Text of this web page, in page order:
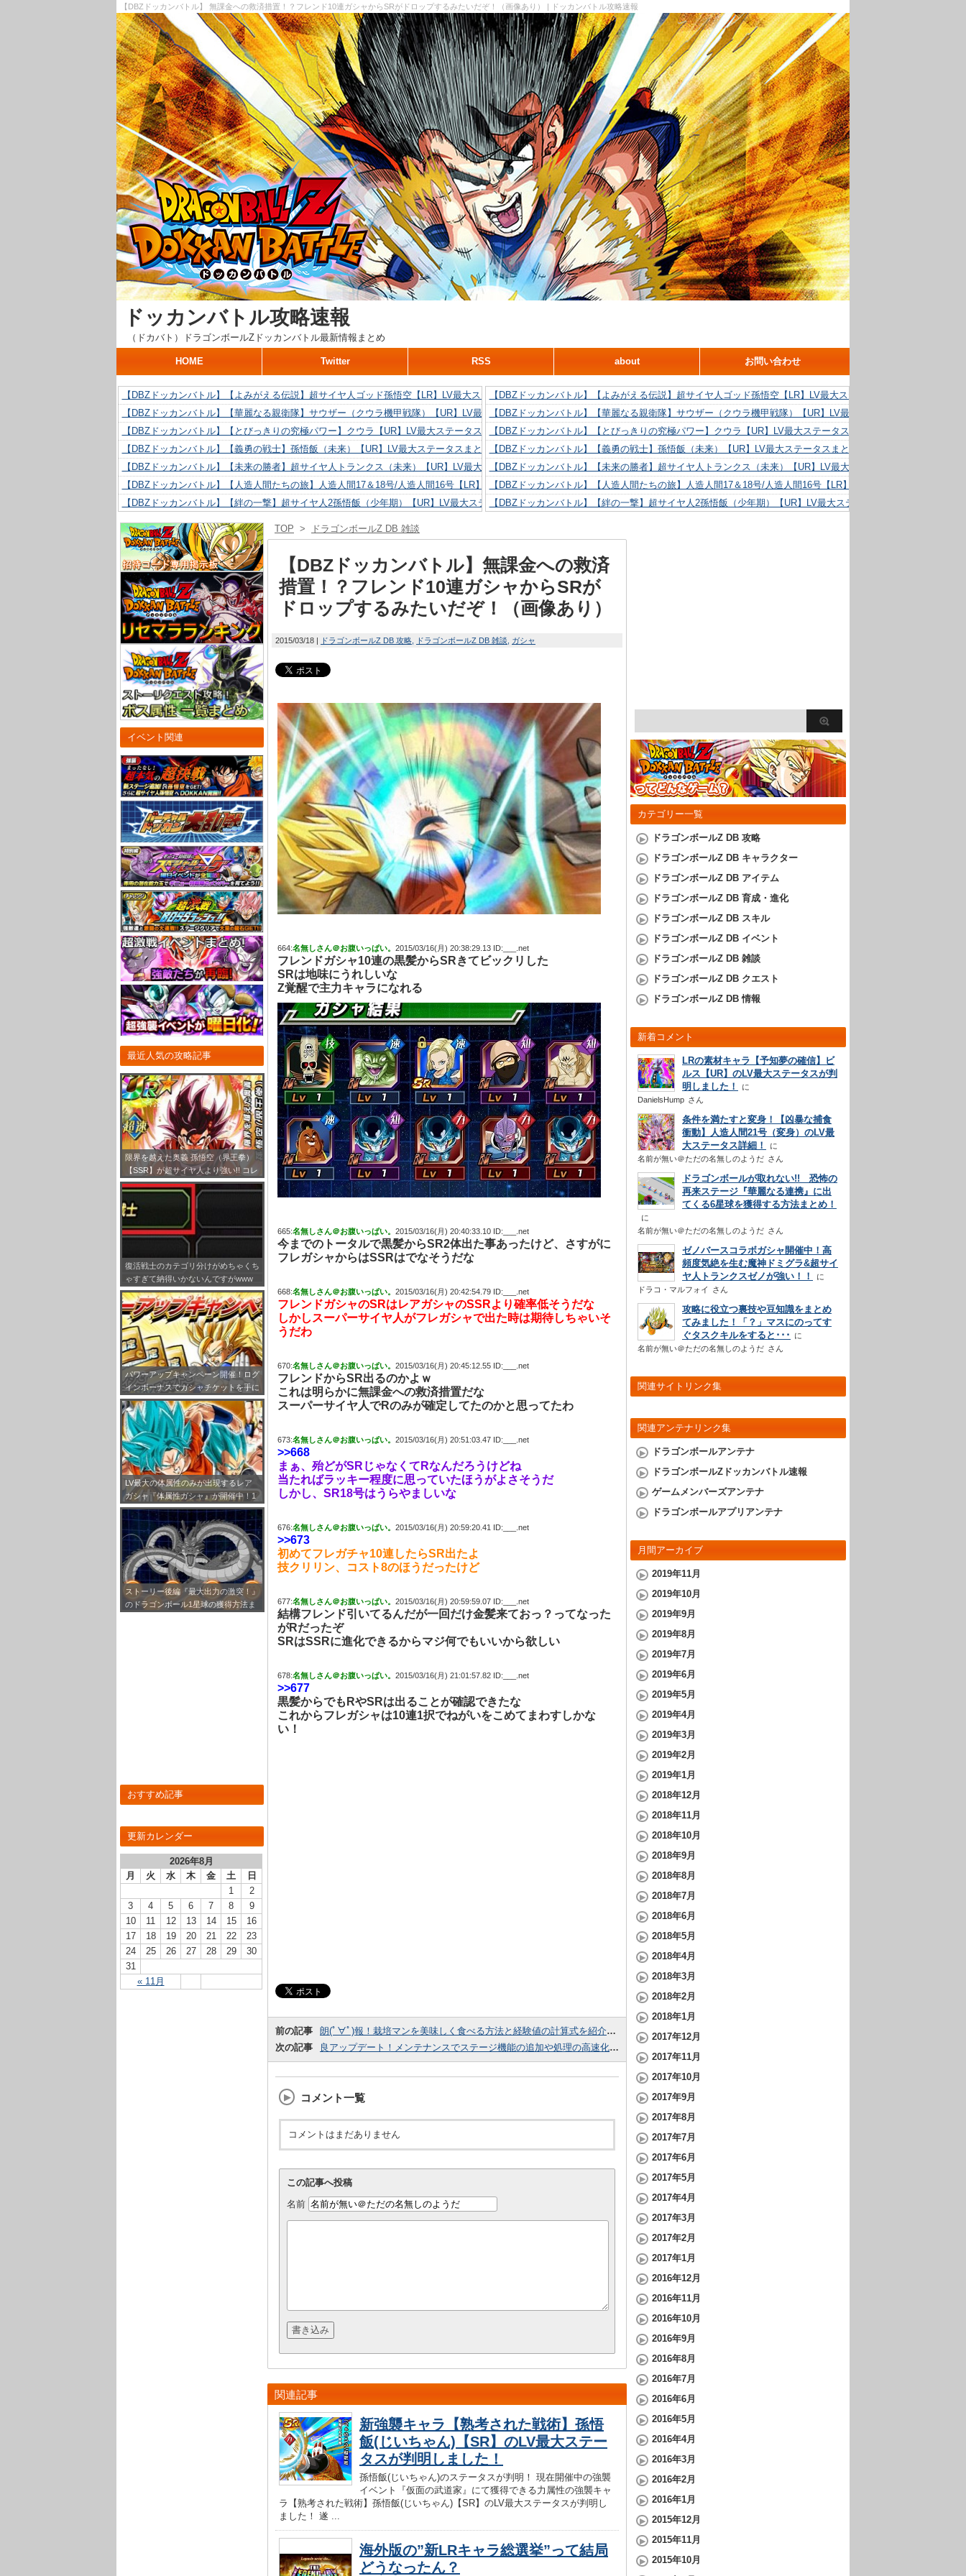
【DBZドッカンバトル】 無課金への救済措置！？フレンド10連ガシャからSRがドロップするみたいだぞ！（画像あり） | ドッカンバトル攻略速報
ドッカンバトル攻略速報
（ドカバト）ドラゴンボールZドッカンバトル最新情報まとめ
HOME Twitter RSS about お問い合わせ
【DBZドッカンバトル】【よみがえる伝説】超サイヤ人ゴッド孫悟空【LR】LV最大ステータスまとめ！
【DBZドッカンバトル】【華麗なる親衛隊】サウザー（クウラ機甲戦隊）【UR】LV最大ステータスまとめ！
【DBZドッカンバトル】【とびっきりの究極パワー】クウラ【UR】LV最大ステータスまとめ！
【DBZドッカンバトル】【義勇の戦士】孫悟飯（未来）【UR】LV最大ステータスまとめ！
【DBZドッカンバトル】【未来の勝者】超サイヤ人トランクス（未来）【UR】LV最大ステータスまとめ！
【DBZドッカンバトル】【人造人間たちの旅】人造人間17＆18号/人造人間16号【LR】LV最大ステータスまとめ！
【DBZドッカンバトル】【絆の一撃】超サイヤ人2孫悟飯（少年期）【UR】LV最大ステータスまとめ！
【DBZドッカンバトル】【抗い続ける精神力】人造人間18号【UR】LV最大ステータスまとめ！
【DBZドッカンバトル】【技巧とひらめき】クリリン【UR】LV最大ステータスまとめ！
【DBZドッカンバトル】【新たに得た好機】人造人間16号【UR】LV最大ステータスまとめ！
【DBZドッカンバトル】【よみがえる伝説】超サイヤ人ゴッド孫悟空【LR】LV最大ステータスまとめ！
【DBZドッカンバトル】【華麗なる親衛隊】サウザー（クウラ機甲戦隊）【UR】LV最大ステータスまとめ！
【DBZドッカンバトル】【とびっきりの究極パワー】クウラ【UR】LV最大ステータスまとめ！
【DBZドッカンバトル】【義勇の戦士】孫悟飯（未来）【UR】LV最大ステータスまとめ！
【DBZドッカンバトル】【未来の勝者】超サイヤ人トランクス（未来）【UR】LV最大ステータスまとめ！
【DBZドッカンバトル】【人造人間たちの旅】人造人間17＆18号/人造人間16号【LR】LV最大ステータスまとめ！
【DBZドッカンバトル】【絆の一撃】超サイヤ人2孫悟飯（少年期）【UR】LV最大ステータスまとめ！
【DBZドッカンバトル】【技巧とひらめき】クリリン【UR】LV最大ステータスまとめ！
【DBZドッカンバトル】【新たに得た好機】人造人間16号【UR】LV最大ステータスまとめ！
イベント関連
最近人気の攻略記事
限界を越えた奥義 孫悟空（界王拳）
【SSR】が超サイヤ人より強い!! コレ
は3キャラ限定ガシャで狙ったほうが
いいな！
復活戦士のカテゴリ分けがめちゃくち
ゃすぎて納得いかないんですがwww
パワーアップキャンペーン開催！ログ
インボーナスでガシャチケットを手に
入れよう！
LV最大の体属性のみが出現するレア
ガシャ『体属性ガシャ』が開催中！1
0連で老界王神のオマケ付き！
ストーリー後編『最大出力の激突！』
のドラゴンボール1星球の獲得方法ま
おすすめ記事
更新カレンダー
2026年8月
月
火 水 木 金 土 日
« 11月
1
2
3
4 5 6 7 8
9
10
11 12 13 14 15
16
17
18 19 20 21 22
23
24
25 26 27 28 29
30
31
TOP > ドラゴンボールZ DB 雑談
【DBZドッカンバトル】無課金への救済
措置！？フレンド10連ガシャからSRが
ドロップするみたいだぞ！（画像あり）
2015/03/18 ドラゴンボールZ DB 攻略 ドラゴンボールZ DB 雑談 ガシャ
664:名無しさん＠お腹いっぱい。 2015/03/16(月) 20:38:29.13 ID:___.net
フレンドガシャ10連の黒髪からSRきてビックリした
SRは地味にうれしいな
Z覚醒で主力キャラになれる
665:名無しさん＠お腹いっぱい。 2015/03/16(月) 20:40:33.10 ID:___.net
今までのトータルで黒髪からSR2体出た事あったけど、さすがに
フレガシャからはSSRはでなそうだな
668:名無しさん＠お腹いっぱい。 2015/03/16(月) 20:42:54.79 ID:___.net
フレンドガシャのSRはレアガシャのSSRより確率低そうだな
しかしスーパーサイヤ人がフレガシャで出た時は期待しちゃいそ
うだわ
670:名無しさん＠お腹いっぱい。 2015/03/16(月) 20:45:12.55 ID:___.net
フレンドからSR出るのかよｗ
これは明らかに無課金への救済措置だな
スーパーサイヤ人でRのみが確定してたのかと思ってたわ
673:名無しさん＠お腹いっぱい。 2015/03/16(月) 20:51:03.47 ID:___.net
>>668
まぁ、殆どがSRじゃなくてRなんだろうけどね
当たればラッキー程度に思っていたほうがよさそうだ
しかし、SR18号はうらやましいな
676:名無しさん＠お腹いっぱい。 2015/03/16(月) 20:59:20.41 ID:___.net
>>673
初めてフレガチャ10連したらSR出たよ
技クリリン、コスト8のほうだったけど
677:名無しさん＠お腹いっぱい。 2015/03/16(月) 20:59:59.07 ID:___.net
結構フレンド引いてるんだが一回だけ金髪来ておっ？ってなった
がRだったぞ
SRはSSRに進化できるからマジ何でもいいから欲しい
678:名無しさん＠お腹いっぱい。 2015/03/16(月) 21:01:57.82 ID:___.net
>>677
黒髪からでもRやSRは出ることが確認できたな
これからフレガシャは10連1択でねがいをこめてまわすしかな
い！
前の記事
朗(ﾟ∀ﾟ)報！栽培マンを美味しく食べる方法と経験値の計算式を紹介するぞ！（Z覚醒にグレゴリーいらずでオススメ！）
次の記事
良アップデート！メンテナンスでステージ機能の追加や処理の高速化が実装されたぞ！
コメント一覧
コメントはまだありません
この記事へ投稿
名前
関連記事
新強襲キャラ【熟考された戦術】孫悟
飯(じいちゃん)【SR】のLV最大ステー
タスが判明しました！
孫悟飯(じいちゃん)のステータスが判明！ 現在開催中の強襲
イベント『仮面の武道家』にて獲得できる力属性の強襲キャ
ラ【熟考された戦術】孫悟飯(じいちゃん)【SR】のLV最大ステータスが判明し
ました！ 遂 ...
海外版の”新LRキャラ総選挙”って結局
どうなったん？
カテゴリー一覧
ドラゴンボールZ DB 攻略
ドラゴンボールZ DB キャラクター
ドラゴンボールZ DB アイテム
ドラゴンボールZ DB 育成・進化
ドラゴンボールZ DB スキル
ドラゴンボールZ DB イベント
ドラゴンボールZ DB 雑談
ドラゴンボールZ DB クエスト
ドラゴンボールZ DB 情報
新着コメント
LRの素材キャラ【予知夢の確信】ビ
ルス【UR】のLV最大ステータスが判
明しました！
DanielsHump さん
条件を満たすと変身！【凶暴な捕食
衝動】人造人間21号（変身）のLV最
大ステータス詳細！
名前が無い＠ただの名無しのようだ さん
ドラゴンボールが取れない!! 恐怖の
再来ステージ『華麗なる連携』に出
てくる6星球を獲得する方法まとめ！
名前が無い＠ただの名無しのようだ さん
ゼノバースコラボガシャ開催中！高
頻度気絶を生む魔神ドミグラ&超サイ
ヤ人トランクスゼノが強い！！
ドラコ・マルフォイ さん
攻略に役立つ裏技や豆知識をまとめ
てみました！「？」マスにのってす
ぐタスクキルをすると･･･
名前が無い＠ただの名無しのようだ さん
関連サイトリンク集
関連アンテナリンク集
ドラゴンボールアンテナ
ドラゴンボールZドッカンバトル速報
ゲームメンバーズアンテナ
ドラゴンボールアプリアンテナ
月間アーカイブ
2019年11月
2019年10月
2019年9月
2019年8月
2019年7月
2019年6月
2019年5月
2019年4月
2019年3月
2019年2月
2019年1月
2018年12月
2018年11月
2018年10月
2018年9月
2018年8月
2018年7月
2018年6月
2018年5月
2018年4月
2018年3月
2018年2月
2018年1月
2017年12月
2017年11月
2017年10月
2017年9月
2017年8月
2017年7月
2017年6月
2017年5月
2017年4月
2017年3月
2017年2月
2017年1月
2016年12月
2016年11月
2016年10月
2016年9月
2016年8月
2016年7月
2016年6月
2016年5月
2016年4月
2016年3月
2016年2月
2016年1月
2015年12月
2015年11月
2015年10月